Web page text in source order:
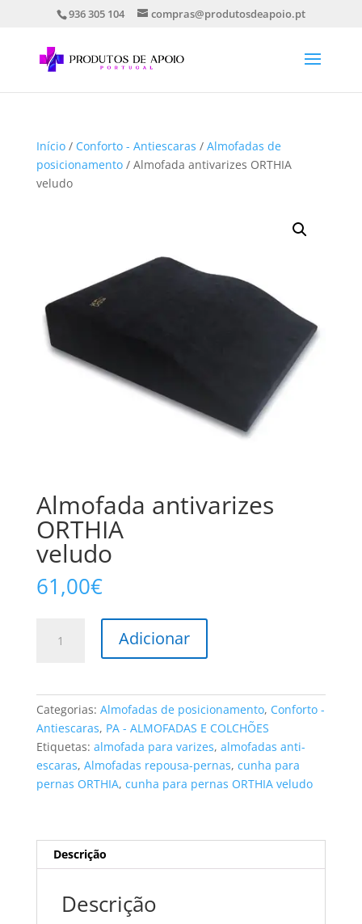
936 305 104 compras@produtosdeapoio.pt
Início/ Conforto - Antiescaras / Almofadas de
posicionamento/ Almofada antivarizes ORTHIA
veludo
Almofada antivarizes
ORTHIA
veludo
61,00€
veludo
Adicionar
Categorias: Almofadas de posicionamento, Conforto -
Antiescaras, PA - ALMOFADAS E COLCHÕES
Etiquetas: almofada para varizes, almofadas anti-
escaras, Almofadas repousa-pernas, cunha para
pernas ORTHIA, cunha para pernas ORTHIA veludo
Descrição
Descrição